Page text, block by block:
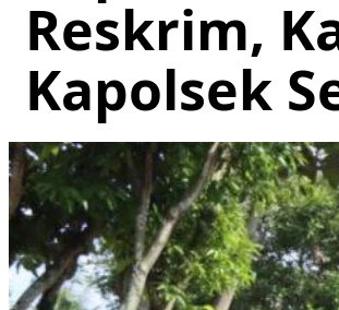
Reskrim,
Kapolsek